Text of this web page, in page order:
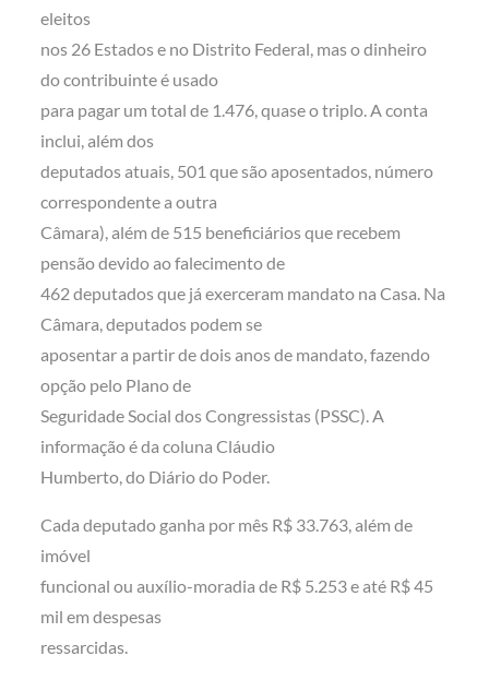
eleitos
nos 26 Estados e no Distrito Federal, mas o dinheiro
do contribuinte é usado
para pagar um total de 1.476, quase o triplo. A conta
inclui, além dos
deputados atuais, 501 que são aposentados, número
correspondente a outra
Câmara), além de 515 beneficiários que recebem
pensão devido ao falecimento de
462 deputados que já exerceram mandato na Casa. Na
Câmara, deputados podem se
aposentar a partir de dois anos de mandato, fazendo
opção pelo Plano de
Seguridade Social dos Congressistas (PSSC). A
informação é da coluna Cláudio
Humberto, do Diário do Poder.
Cada deputado ganha por mês R$ 33.763, além de
imóvel
funcional ou auxílio-moradia de R$ 5.253 e até R$ 45
mil em despesas
ressarcidas.